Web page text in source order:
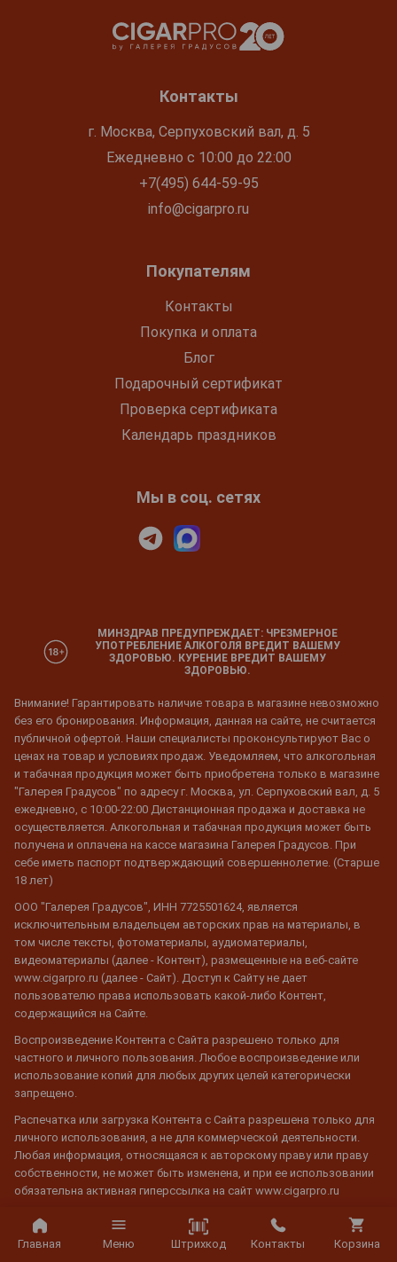
Главная Меню Штрихкод Контакты Корзина
Контакты
г. Москва, Серпуховский вал, д. 5
Ежедневно с 10:00 до 22:00
+7(495) 644-59-95
info@cigarpro.ru
Покупателям
Контакты
Покупка и оплата
Блог
Подарочный сертификат
Проверка сертификата
Календарь праздников
Мы в соц. сетях
МИНЗДРАВ ПРЕДУПРЕЖДАЕТ: ЧРЕЗМЕРНОЕ
УПОТРЕБЛЕНИЕ АЛКОГОЛЯ ВРЕДИТ ВАШЕМУ
ЗДОРОВЬЮ. КУРЕНИЕ ВРЕДИТ ВАШЕМУ
ЗДОРОВЬЮ.
Внимание! Гарантировать наличие товара в магазине невозможно
без его бронирования. Информация, данная на сайте, не считается
публичной офертой. Наши специалисты проконсультируют Вас о
ценах на товар и условиях продаж. Уведомляем, что алкогольная
и табачная продукция может быть приобретена только в магазине
"Галерея Градусов" по адресу г. Москва, ул. Серпуховский вал, д. 5
ежедневно, с 10:00-22:00 Дистанционная продажа и доставка не
осуществляется. Алкогольная и табачная продукция может быть
получена и оплачена на кассе магазина Галерея Градусов. При
себе иметь паспорт подтверждающий совершеннолетие. (Старше
18 лет)
ООО "Галерея Градусов", ИНН 7725501624, является
исключительным владельцем авторских прав на материалы, в
том числе тексты, фотоматериалы, аудиоматериалы,
видеоматериалы (далее - Контент), размещенные на веб-сайте
www.cigarpro.ru (далее - Сайт). Доступ к Сайту не дает
пользователю права использовать какой-либо Контент,
содержащийся на Сайте.
Воспроизведение Контента с Сайта разрешено только для
частного и личного пользования. Любое воспроизведение или
использование копий для любых других целей категорически
запрещено.
Распечатка или загрузка Контента с Сайта разрешена только для
личного использования, а не для коммерческой деятельности.
Любая информация, относящаяся к авторскому праву или праву
собственности, не может быть изменена, и при ее использовании
обязательна активная гиперссылка на сайт www.cigarpro.ru
© 2026 CigarPro.ru, ООО "Галерея Градусов", ИНН 7725501624,
Лицензия №77РПА0003933 c 20 апреля 2007 г. до 19 апреля 2027 г.